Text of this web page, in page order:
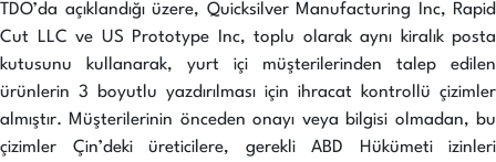
TDO’da açıklandığı üzere, Quicksilver Manufacturing Inc, Rapid
Cut LLC ve US Prototype Inc, toplu olarak aynı kiralık posta
kutusunu kullanarak, yurt içi müşterilerinden talep edilen
ürünlerin 3 boyutlu yazdırılması için ihracat kontrollü çizimler
almıştır. Müşterilerinin önceden onayı veya bilgisi olmadan, bu
çizimler Çin’deki üreticilere, gerekli ABD Hükümeti izinleri